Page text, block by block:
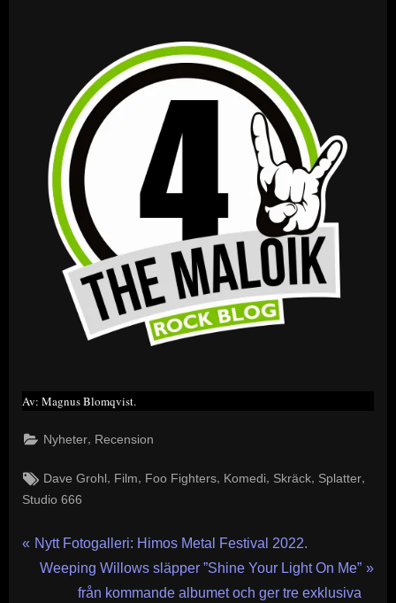
Av: Magnus Blomqvist.
Nyheter, Recension
Tags:
Dave Grohl , Film, Foo Fighters, Komedi, Skräck, Splatter,
Studio 666
P
Nytt Fotogalleri: Himos Metal Festival 2022.
N
Weeping Willows släpper ”Shine Your Light On Me”
från kommande albumet och ger tre exklusiva